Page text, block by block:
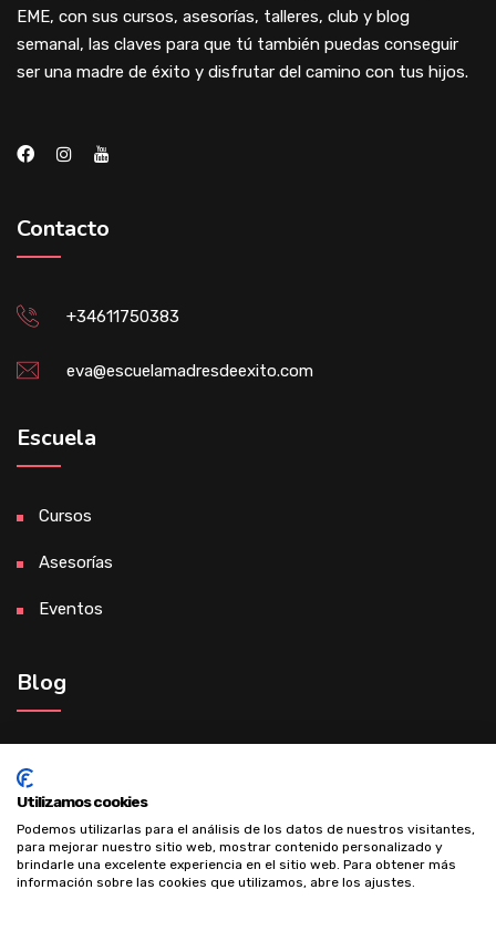
EME, con sus cursos, asesorías, talleres, club y blog
semanal, las claves para que tú también puedas conseguir
ser una madre de éxito y disfrutar del camino con tus hijos.
Contacto
+34611750383
eva@escuelamadresdeexito.com
Escuela
Cursos
Asesorías
Eventos
Blog
personal
Utilizamos cookies
Podemos utilizarlas para el análisis de los datos de nuestros visitantes,
para mejorar nuestro sitio web, mostrar contenido personalizado y
brindarle una excelente experiencia en el sitio web. Para obtener más
información sobre las cookies que utilizamos, abre los ajustes.